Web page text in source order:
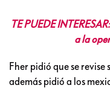
TE PUEDE
a la
Fher pidió que se
además pidió a los